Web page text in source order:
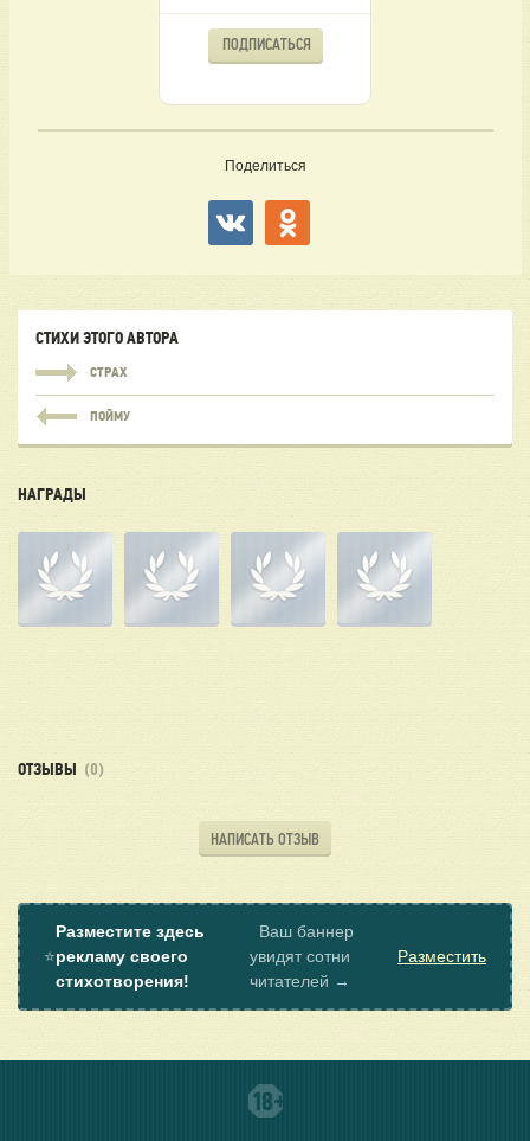
ПОДПИСАТЬСЯ
Поделиться
СТИХИ ЭТОГО АВТОРА
СТРАХ
ПОЙМУ
НАГРАДЫ
ОТЗЫВЫ (0)
НАПИСАТЬ ОТЗЫВ
⭐
Разместите здесь
рекламу своего
стихотворения!
Ваш баннер
увидят сотни
читателей →
Разместить